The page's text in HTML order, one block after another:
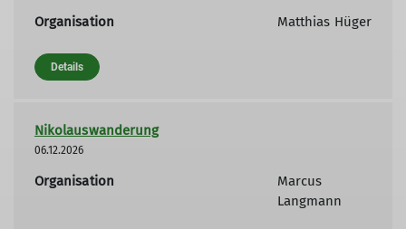
Organisation
Matthias Hüger
Details
Nikolauswanderung
06.12.2026
Organisation
Marcus
Langmann